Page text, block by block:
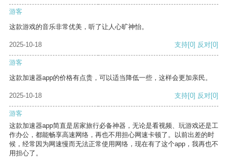
游客
这款游戏的音乐非常优美，听了让人心旷神怡。
2025-10-18 支持[0] 反对[0]
游客
这款加速器app的价格有点贵，可以适当降低一些，这样会更加亲民。
2025-10-18 支持[0] 反对[0]
游客
这款加速器app简直是居家旅行必备神器，无论是看视频、玩游戏还是工
作办公，都能畅享高速网络，再也不用担心网速卡顿了。以前出差的时
候，经常因为网速慢而无法正常使用网络，现在有了这个app，我再也不
用担心了。